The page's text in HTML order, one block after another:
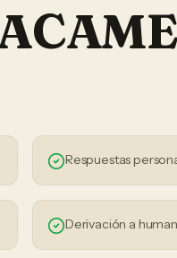
Respuestas
Derivación a